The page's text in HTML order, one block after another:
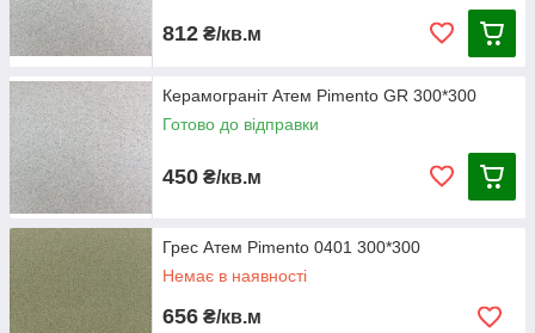
812 ₴/кв.м
Керамограніт Атем Pimento GR 300*300
Готово до відправки
450 ₴/кв.м
Грес Атем Pimento 0401 300*300
Немає в наявності
656 ₴/кв.м